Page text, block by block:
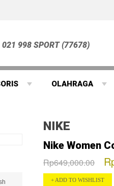
021 998 SPORT (77678)
OLAHRAGA
NIKE
Nike Women
Rp649,000.00
ADD TO WISHLIST